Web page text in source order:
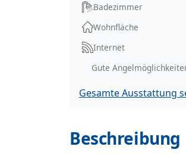
Badezimmer
Wohnfläche
Internet
Gute
Gesamte Ausstattung
Beschreibung